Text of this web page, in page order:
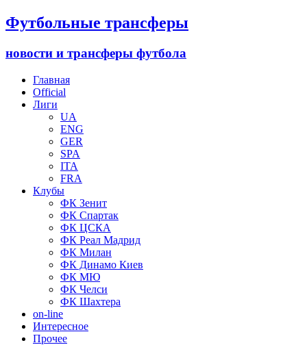
Футбольные трансферы
новости и трансферы футбола
Главная
Official
Лиги
UA
ENG
GER
SPA
ITA
FRA
Клубы
ФК Зенит
ФК Спартак
ФК ЦСКА
ФК Реал Мадрид
ФК Милан
ФК Динамо Киев
ФК МЮ
ФК Челси
ФК Шахтера
on-line
Интересное
Прочее